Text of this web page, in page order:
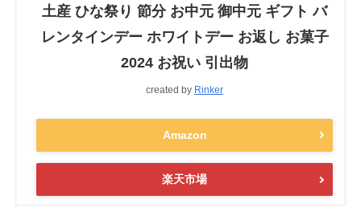
土産 ひな祭り 節分 お中元 御中元 ギフト バ
レンタインデー ホワイトデー お返し お菓子
2024 お祝い 引出物
created by Rinker
Amazon
楽天市場